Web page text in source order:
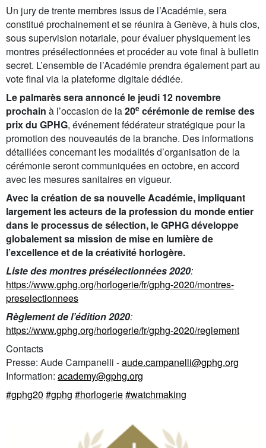
Un jury de trente membres issus de l’Académie, sera
constitué prochainement et se réunira à Genève, à huis clos,
sous supervision notariale, pour évaluer physiquement les
montres présélectionnées et procéder au vote final à bulletin
secret. L’ensemble de l’Académie prendra également part au
vote final via la plateforme digitale dédiée.
Le palmarès sera annoncé le jeudi 12 novembre
prochain à l’occasion de la20e cérémonie de remise des
prix du GPHG, événement fédérateur stratégique pour la
promotion des nouveautés de la branche. Des informations
détaillées concernant les modalités d’organisation de la
cérémonie seront communiquées en octobre, en accord
avec les mesures sanitaires en vigueur.
Avec la création de sa nouvelle Académie, impliquant
largement les acteurs de la profession du monde entier
dans le processus de sélection, le GPHG développe
globalement sa mission de mise en lumière de
l’excellence et de la créativité horlogère.
Liste des montres présélectionnées 2020:
https://www.gphg.org/horlogerie/fr/gphg-2020/montres-
preselectionnees
Règlement de l’édition 2020:
https://www.gphg.org/horlogerie/fr/gphg-2020/reglement
Contacts
Presse: Aude Campanelli -aude.campanelli@gphg.org
Information: academy@gphg.org
#gphg20 #gphg #horlogerie#watchmaking